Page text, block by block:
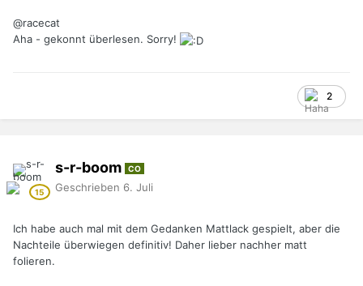
@racecat
Aha - gekonnt überlesen. Sorry!
2
s-r-boom CO
Geschrieben 6. Juli
Ich habe auch mal mit dem Gedanken Mattlack gespielt, aber die
Nachteile überwiegen definitiv! Daher lieber nachher matt
folieren.